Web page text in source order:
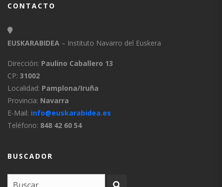
CONTACTO
EUSKARABIDEA – Instituto Navarro del Euskera
Dirección: Paulino Caballero 13
CP: 31002
Localidad: Pamplona/Iruña
Provincia: Navarra
E-Mail: info@euskarabidea.es
Teléfono: 848 42 60 54
BUSCADOR